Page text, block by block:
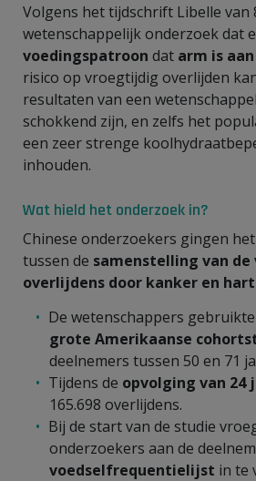
Volgens het tijdschrift Libelle van
wetenschappelijk onderzoek dat
voedingspatroon dat arm is
risico op vroegtijdig overlijden
resultaten van een
schokkend zijn, en zelfs het
een zeer strenge
inhouden.
Wat hield het onderzoek in?
Chinese onderzoekers gingen het
tussen de samenstelling van de
overlijdens door kanker en
De wetenschappers
grote Amerikaanse
deelnemers tussen 50 en 71
Tijdens de opvolging van 24
165.698 overlijdens.
Bij de start van de studie
onderzoekers aan de
voedselfrequentielijst in te